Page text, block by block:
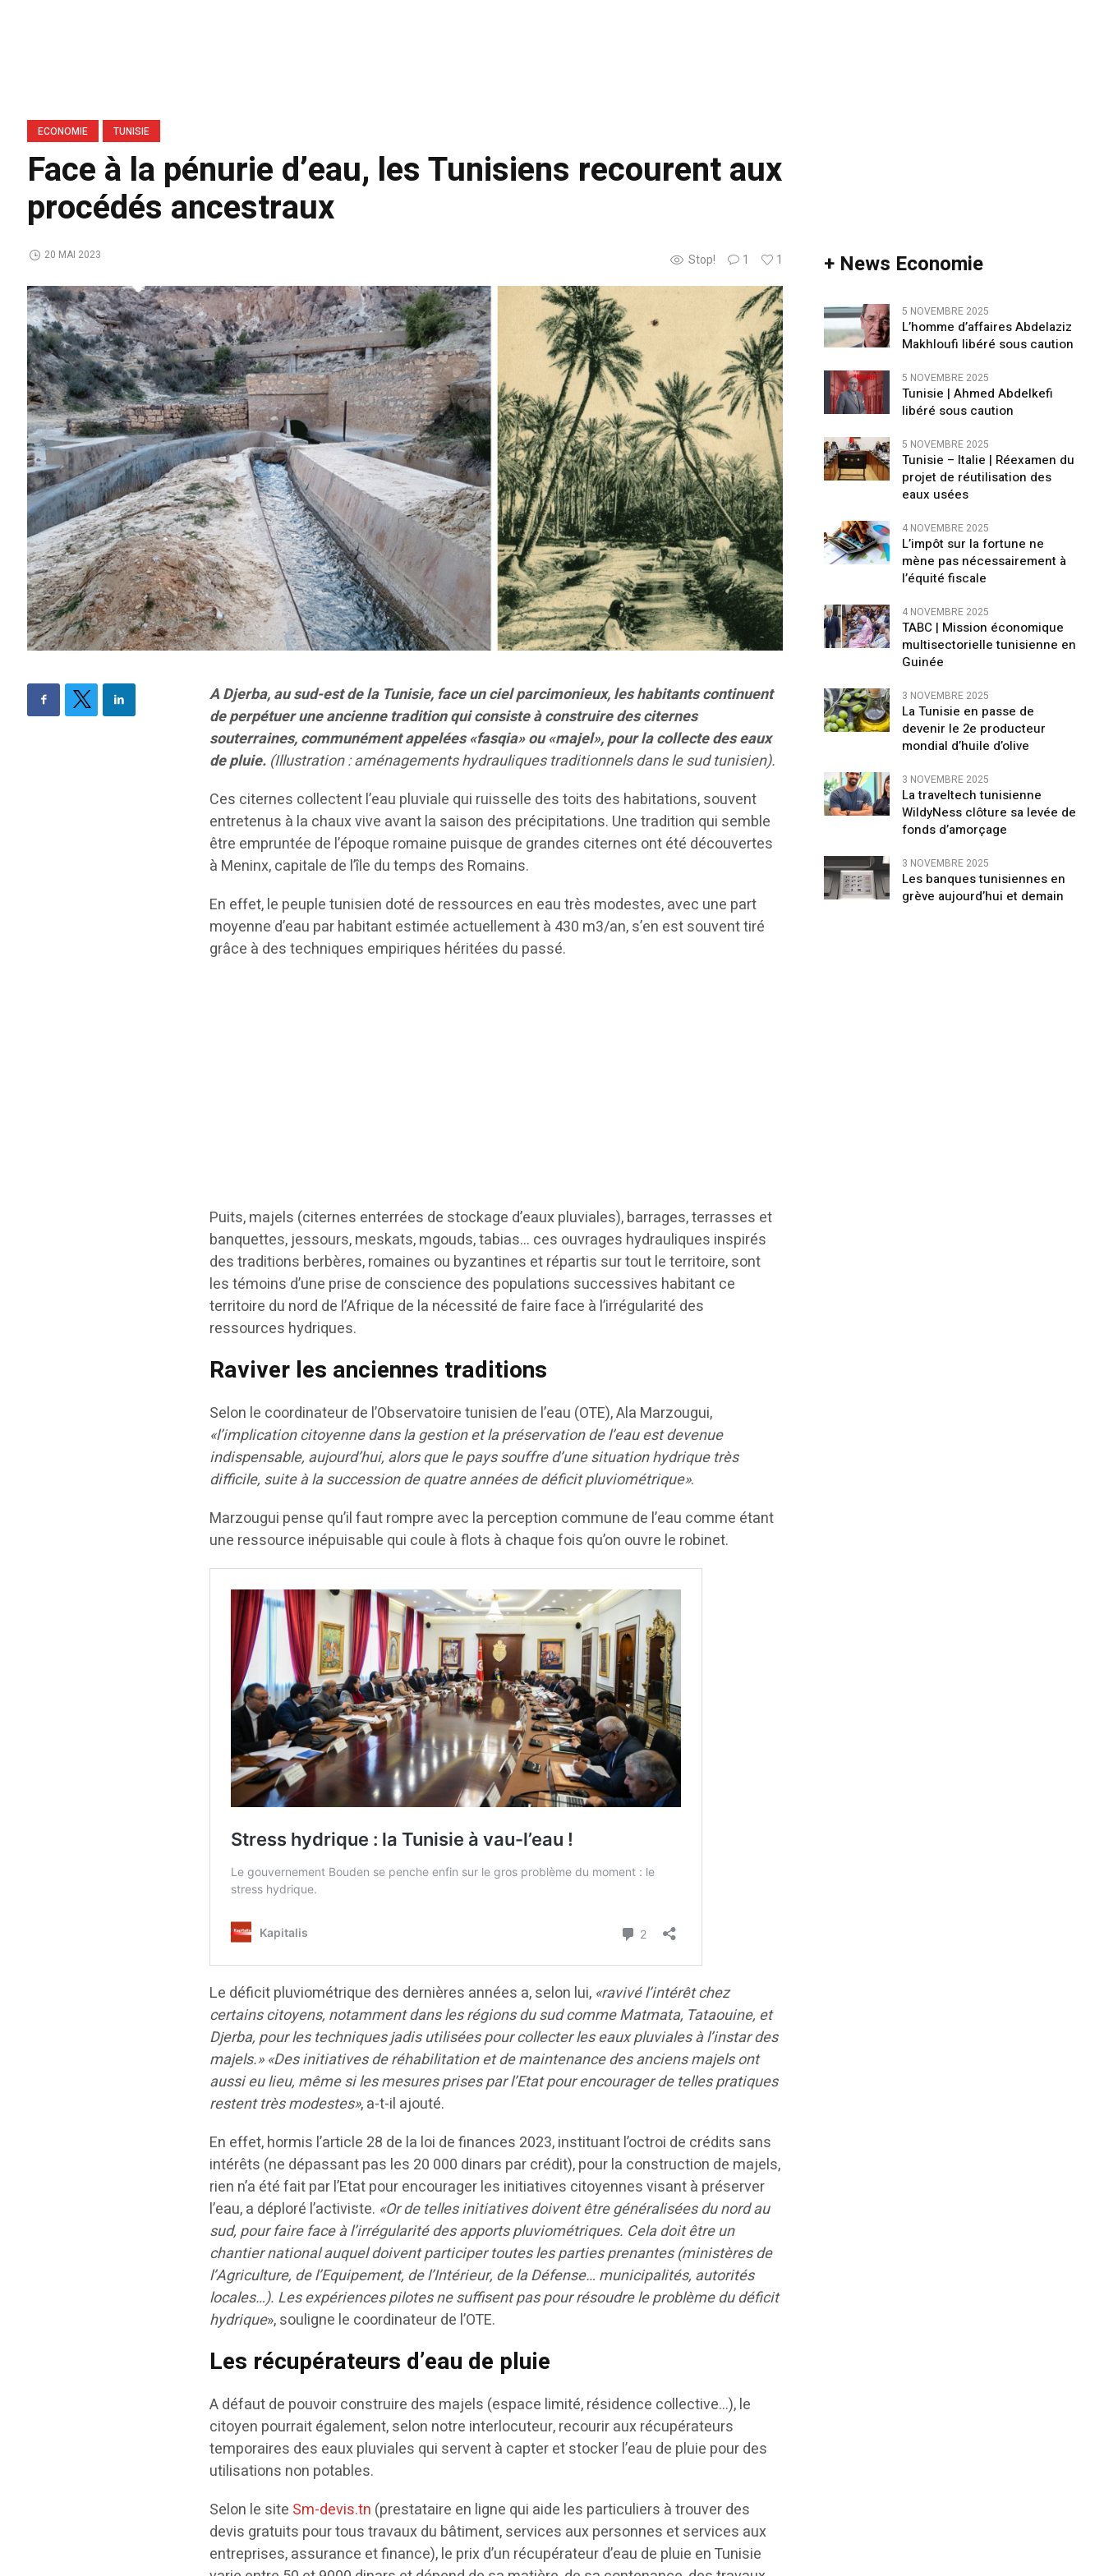
ECONOMIE TUNISIE
Face à la pénurie d’eau, les Tunisiens recourent aux
procédés ancestraux
Stop! 1 1
20 MAI 2023
A Djerba, au sud-est de la Tunisie, face un ciel parcimonieux, les habitants continuent
de perpétuer une ancienne tradition qui consiste à construire des citernes
souterraines, communément appelées «fasqia» ou «majel», pour la collecte des eaux
de pluie. (Illustration : aménagements hydrauliques traditionnels dans le sud tunisien).
Ces citernes collectent l’eau pluviale qui ruisselle des toits des habitations, souvent
entretenus à la chaux vive avant la saison des précipitations. Une tradition qui semble
être empruntée de l’époque romaine puisque de grandes citernes ont été découvertes
à Meninx, capitale de l’île du temps des Romains.
En effet, le peuple tunisien doté de ressources en eau très modestes, avec une part
moyenne d’eau par habitant estimée actuellement à 430 m3/an, s’en est souvent tiré
grâce à des techniques empiriques héritées du passé.
Puits, majels (citernes enterrées de stockage d’eaux pluviales), barrages, terrasses et
banquettes, jessours, meskats, mgouds, tabias… ces ouvrages hydrauliques inspirés
des traditions berbères, romaines ou byzantines et répartis sur tout le territoire, sont
les témoins d’une prise de conscience des populations successives habitant ce
territoire du nord de l’Afrique de la nécessité de faire face à l’irrégularité des
ressources hydriques.
Raviver les anciennes traditions
Selon le coordinateur de l’Observatoire tunisien de l’eau (OTE), Ala Marzougui,
«l’implication citoyenne dans la gestion et la préservation de l’eau est devenue
indispensable, aujourd’hui, alors que le pays souffre d’une situation hydrique très
difficile, suite à la succession de quatre années de déficit pluviométrique».
Marzougui pense qu’il faut rompre avec la perception commune de l’eau comme étant
une ressource inépuisable qui coule à flots à chaque fois qu’on ouvre le robinet.
Le déficit pluviométrique des dernières années a, selon lui, «ravivé l’intérêt chez
certains citoyens, notamment dans les régions du sud comme Matmata, Tataouine, et
Djerba, pour les techniques jadis utilisées pour collecter les eaux pluviales à l’instar des
majels.» «Des initiatives de réhabilitation et de maintenance des anciens majels ont
aussi eu lieu, même si les mesures prises par l’Etat pour encourager de telles pratiques
restent très modestes», a-t-il ajouté.
En effet, hormis l’article 28 de la loi de finances 2023, instituant l’octroi de crédits sans
intérêts (ne dépassant pas les 20 000 dinars par crédit), pour la construction de majels,
rien n’a été fait par l’Etat pour encourager les initiatives citoyennes visant à préserver
l’eau, a déploré l’activiste. «Or de telles initiatives doivent être généralisées du nord au
sud, pour faire face à l’irrégularité des apports pluviométriques. Cela doit être un
chantier national auquel doivent participer toutes les parties prenantes (ministères de
l’Agriculture, de l’Equipement, de l’Intérieur, de la Défense… municipalités, autorités
locales…). Les expériences pilotes ne suffisent pas pour résoudre le problème du déficit
hydrique», souligne le coordinateur de l’OTE.
Les récupérateurs d’eau de pluie
A défaut de pouvoir construire des majels (espace limité, résidence collective…), le
citoyen pourrait également, selon notre interlocuteur, recourir aux récupérateurs
temporaires des eaux pluviales qui servent à capter et stocker l’eau de pluie pour des
utilisations non potables.
Selon le site Sm-devis.tn (prestataire en ligne qui aide les particuliers à trouver des
devis gratuits pour tous travaux du bâtiment, services aux personnes et services aux
entreprises, assurance et finance), le prix d’un récupérateur d’eau de pluie en Tunisie
+ News Economie
5 NOVEMBRE 2025
L’homme d’affaires Abdelaziz
Makhloufi libéré sous caution
5 NOVEMBRE 2025
Tunisie | Ahmed Abdelkefi
libéré sous caution
5 NOVEMBRE 2025
Tunisie – Italie | Réexamen du
projet de réutilisation des
eaux usées
4 NOVEMBRE 2025
L’impôt sur la fortune ne
mène pas nécessairement à
l’équité fiscale
4 NOVEMBRE 2025
TABC | Mission économique
multisectorielle tunisienne en
Guinée
3 NOVEMBRE 2025
La Tunisie en passe de
devenir le 2e producteur
mondial d’huile d’olive
3 NOVEMBRE 2025
La traveltech tunisienne
WildyNess clôture sa levée de
fonds d’amorçage
3 NOVEMBRE 2025
Les banques tunisiennes en
grève aujourd’hui et demain